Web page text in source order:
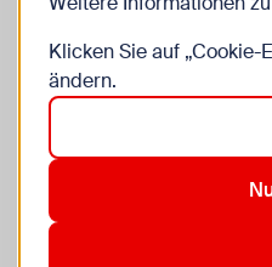
Die offene Bühne für DJs
Klicken Sie auf
ändern.